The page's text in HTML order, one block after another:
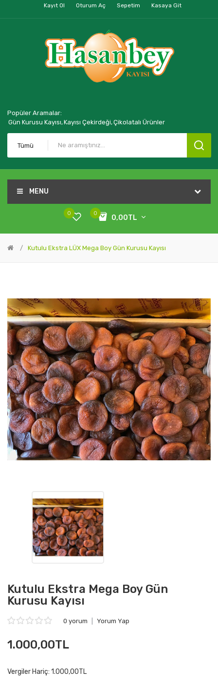
Kayıt Ol Oturum Aç Sepetim Kasaya Git
Popüler Aramalar:
Gün Kurusu Kayısı,Kayısı Çekirdeği,Çikolatalı Ürünler
Tümü
MENU
0
0,00TL
0
Kutulu Ekstra LÜX Mega Boy Gün Kurusu Kayısı
Kutulu Ekstra Mega Boy Gün
Kurusu Kayısı
0 yorum Yorum Yap
1.000,00TL
Vergiler Hariç: 1.000,00TL